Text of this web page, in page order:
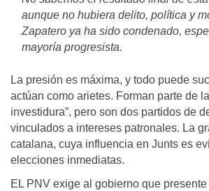
aunque no hubiera delito, política y
Zapatero ya ha sido condenado,
mayoría progresista.
La presión es máxima, y todo puede
actúan como arietes. Forman parte de
investidura”, pero son dos partidos de
vinculados a intereses patronales. La
catalana, cuya influencia en Junts es
elecciones inmediatas.
EL PNV exige al gobierno que